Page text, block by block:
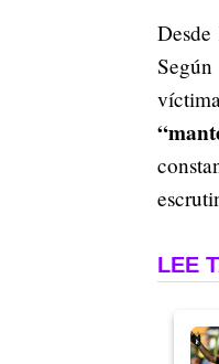
LEE